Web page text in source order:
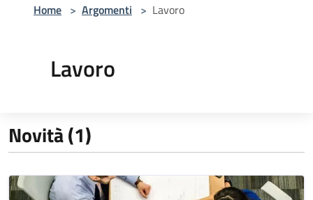
Home > Argomenti > Lavoro
Lavoro
Novità (1)